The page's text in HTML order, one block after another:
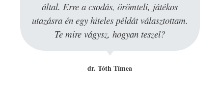
által. Erre a csodás, örömteli, játékos
utazásra én egy hiteles példát választottam️.
Te mire vágysz, hogyan teszel?
dr. Tóth Tímea